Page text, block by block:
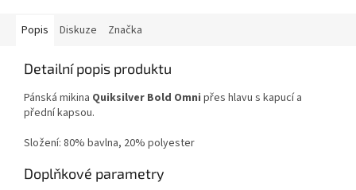
Popis Diskuze Značka
Detailní popis produktu
Pánská mikina Quiksilver Bold Omni přes hlavu s kapucí a
přední kapsou.
Složení: 80% bavlna, 20% polyester
Doplňkové parametry